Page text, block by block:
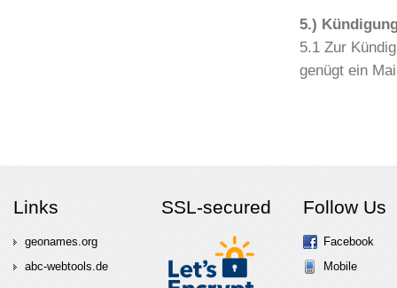
5.)
5.1 Zur
genügt ein
Links
geonames.org
abc-webtools.de
SSL-secured Follow Us
Facebook
Mobile